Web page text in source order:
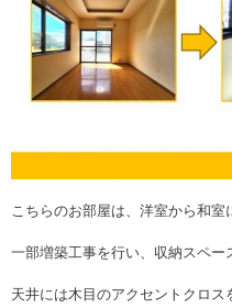
こちらのお部屋は、洋室から和室
一部増築工事を行い、収納スペー
天井には木目のアクセントクロス